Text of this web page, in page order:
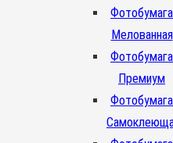
Фотобумага
Мелованная
Фотобумага
Премиум
Фотобумага